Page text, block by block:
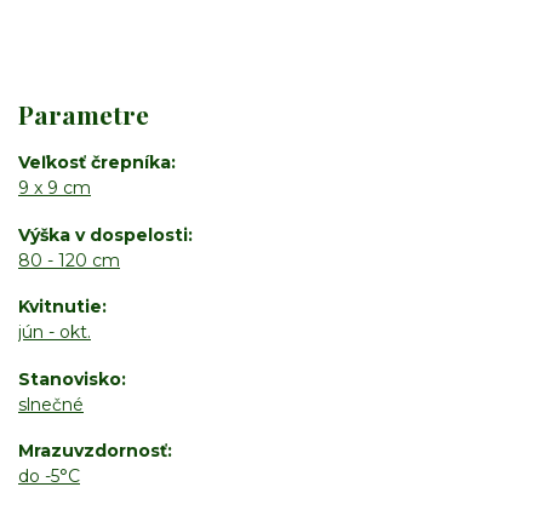
Parametre
Veľkosť črepníka
9 x 9 cm
Výška v dospelosti
80 - 120 cm
Kvitnutie
jún - okt.
Stanovisko
slnečné
Mrazuvzdornosť
do -5°C